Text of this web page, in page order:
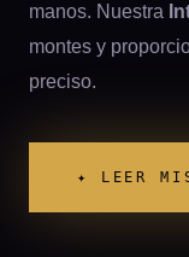
manos. Nuestra
montes y
preciso.
✦ LEER